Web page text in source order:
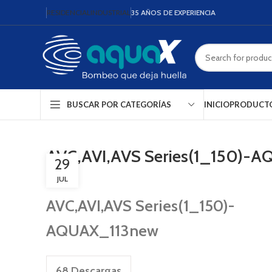
RESIDENCIAL INDUSTRIAL 35 AÑOS DE EXPERIENCIA
BUSCAR POR CATEGORÍAS INICIO
AVC,AVI,AVS Series(1_150)-
29
JUL
AVC,AVI,AVS Series(1_150)-
AQUAX_113new